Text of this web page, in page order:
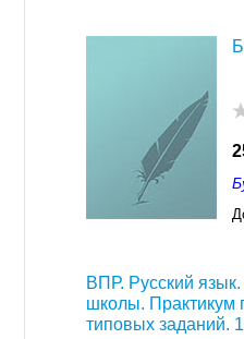
ВПР. Русский
школы. Практикум
типовых заданий.